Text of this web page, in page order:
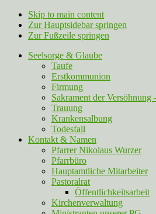
Skip to main content
Zur Hauptsidebar springen
Zur Fußzeile springen
Seelsorge & Glaube
Taufe
Erstkommunion
Firmung
Sakrament der Versöhnung
Trauung
Krankensalbung
Todesfall
Kontakt & Namen
Pfarrer Nikolaus Wurzer
Pfarrbüro
Hauptamtliche Mitarbeiter
Pastoralrat
Öffentlichkeitsarbeit
Kirchenverwaltung